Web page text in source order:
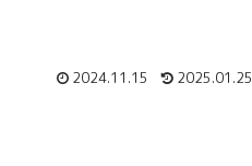
2024.11.15 2025.01.25